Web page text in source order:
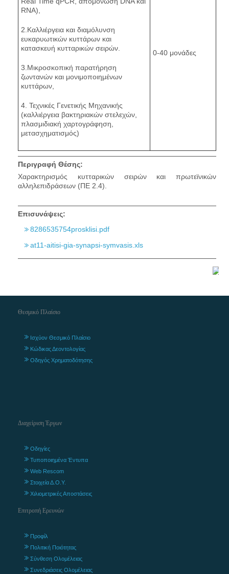
RNA),
2.Καλλιέργεια και διαμόλυνση
ευκαρυωτικών κυττάρων και
κατασκευή κυτταρικών σειρών.
3.Μικροσκοπική παρατήρηση
ζωντανών και μονιμοποιημένων
κυττάρων,
4. Τεχνικές Γενετικής Μηχανικής
(καλλιέργεια βακτηριακών στελεχών,
πλασμιδιακή χαρτογράφηση,
μετασχηματισμός)
0-40 μονάδες
Περιγραφή Θέσης:
Xαρακτηρισμός κυτταρικών σειρών και πρωτεϊνικών
αλληλεπιδράσεων (ΠΕ 2.4).
Επισυνάψεις:
8286535754prosklisi.pdf
at11-aitisi-gia-synapsi-symvasis.xls
Θεσμικό Πλαίσιο
Ισχύον Θεσμικό Πλαίσιο
Κώδικας Δεοντολογίας
Οδηγός Χρηματοδότησης
Διαχείριση Έργων
Οδηγίες
Τυποποιημένα Έντυπα
Web Rescom
Στοιχεία Δ.Ο.Υ.
Χιλιομετρικές Αποστάσεις
Επιτροπή Ερευνών
Προφίλ
Πολιτική Ποιότητας
Σύνθεση Ολομέλειας
Συνεδριάσεις Ολομέλειας